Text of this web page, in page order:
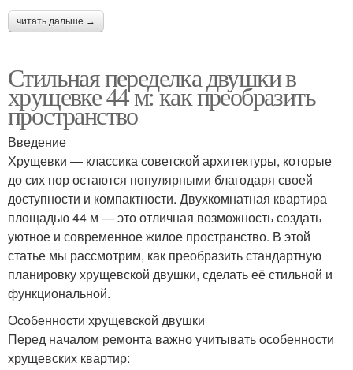
читать дальше →
Стильная переделка двушки в
хрущевке 44 м: как преобразить
пространство
Введение
Хрущевки — классика советской архитектуры, которые
до сих пор остаются популярными благодаря своей
доступности и компактности. Двухкомнатная квартира
площадью 44 м — это отличная возможность создать
уютное и современное жилое пространство. В этой
статье мы рассмотрим, как преобразить стандартную
планировку хрущевской двушки, сделать её стильной и
функциональной.
Особенности хрущевской двушки
Перед началом ремонта важно учитывать особенности
хрущевских квартир: